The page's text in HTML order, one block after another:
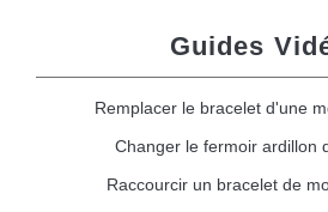
Guides
Remplacer le bracelet d'une
Changer le fermoir ardillon
Raccourcir un bracelet de